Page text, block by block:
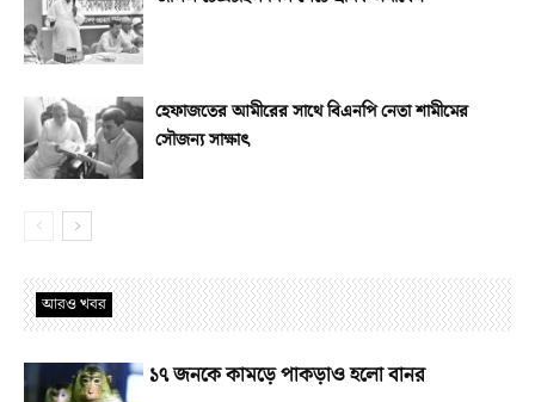
হেফাজতের আমীরের সাথে বিএনপি নেতা শামীমের
সৌজন্য সাক্ষাৎ
আরও খবর
১৭ জনকে কামড়ে পাকড়াও হলো বানর